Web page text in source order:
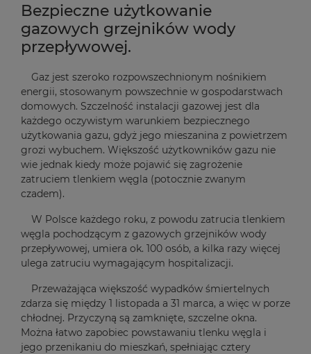
Bezpieczne użytkowanie
gazowych grzejników wody
przepływowej.
Gaz jest szeroko rozpowszechnionym nośnikiem
energii, stosowanym powszechnie w gospodarstwach
domowych. Szczelność instalacji gazowej jest dla
każdego oczywistym warunkiem bezpiecznego
użytkowania gazu, gdyż jego mieszanina z powietrzem
grozi wybuchem. Większość użytkowników gazu nie
wie jednak kiedy może pojawić się zagrożenie
zatruciem tlenkiem węgla (potocznie zwanym
czadem).
W Polsce każdego roku, z powodu zatrucia tlenkiem
węgla pochodzącym z gazowych grzejników wody
przepływowej, umiera ok. 100 osób, a kilka razy więcej
ulega zatruciu wymagającym hospitalizacji.
Przeważająca większość wypadków śmiertelnych
zdarza się między 1 listopada a 31 marca, a więc w porze
chłodnej. Przyczyną są zamknięte, szczelne okna.
Można łatwo zapobiec powstawaniu tlenku węgla i
jego przenikaniu do mieszkań, spełniając cztery